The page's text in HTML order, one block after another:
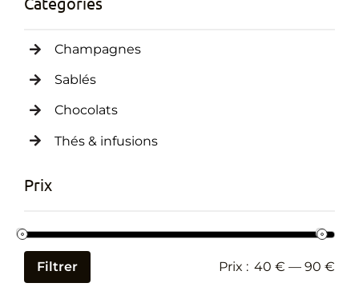
Champagnes
Sablés
Chocolats
Thés & infusions
Prix
Prix
Prix
Filtrer Prix : 40 € —90 €